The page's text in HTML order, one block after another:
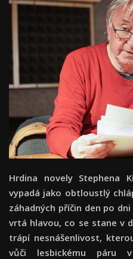
Hrdina novely Stephena
vypadá jako obtloustlý
záhadných příčin den po
vrtá hlavou, co se stane v
trápí nesnášenlivost,
vůči lesbickému páru